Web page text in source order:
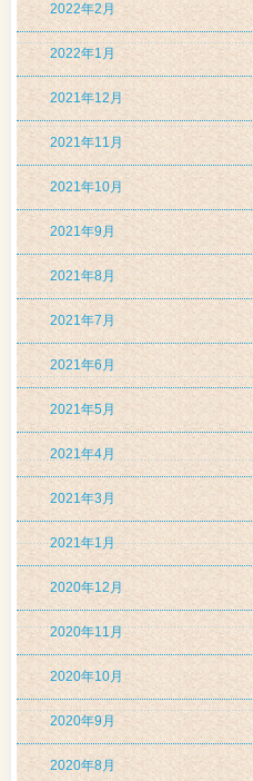
2022年2月
2022年1月
2021年12月
2021年11月
2021年10月
2021年9月
2021年8月
2021年7月
2021年6月
2021年5月
2021年4月
2021年3月
2021年1月
2020年12月
2020年11月
2020年10月
2020年9月
2020年8月